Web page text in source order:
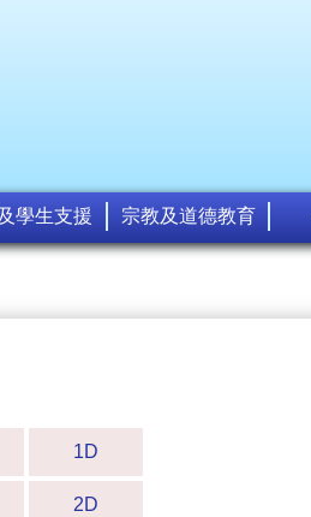
學生支援 宗教及道德教育
1D
2D